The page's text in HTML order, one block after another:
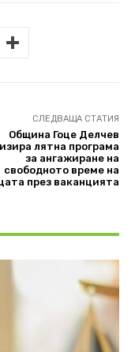
СЛЕДВАЩА СТАТИЯ
Община Гоце Делчев
лятна програма
за ангажиране на
свободното време на
през ваканцията